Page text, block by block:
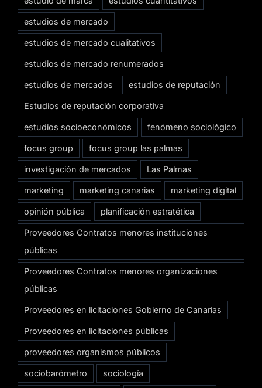
estudios de mercado
estudios de mercado cualitativos
estudios de mercado renumerados
estudios de mercados estudios de reputación
Estudios de reputación corporativa
estudios socioeconómicos fenómeno sociológico
focus group focus group las palmas
investigación de mercados Las Palmas
marketing marketing canarias marketing digital
opinión pública planificación estratética
Proveedores Contratos menores instituciones
públicas
Proveedores Contratos menores organizaciones
públicas
Proveedores en licitaciones Gobierno de Canarias
Proveedores en licitaciones públicas
proveedores organismos públicos
sociobarómetro sociología